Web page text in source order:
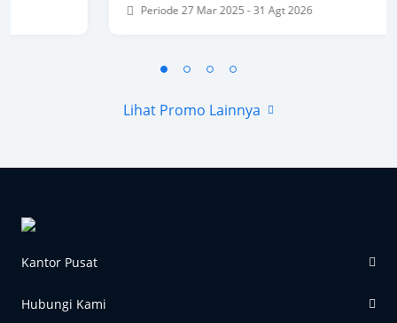
Periode 27 Mar 2025 - 31 Agt 2026
Lihat Promo Lainnya
Kantor Pusat
Hubungi Kami